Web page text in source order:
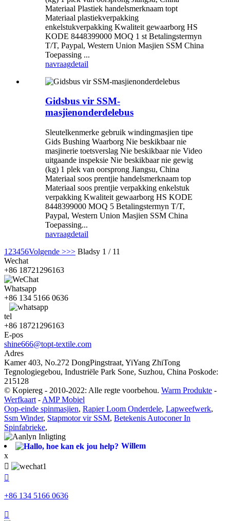
Materiaal Plastiek handelsmerknaam topt
Materiaal plastiekverpakking
enkelstukverpakking Kwaliteit gewaarborg HS
KODE 8448399000 MOQ 1 st Betalingstermyn
T/T, Paypal, Western Union Masjien SSM China
Toepassing ...
navraagdetail
Gidsbus vir SSM-
masjienonderdelebus
Sleutelkenmerke gebruik windingmasjien tipe
Gids Bushing Waarborg Nie beskikbaar nie
masjinerie toetsverslag Nie beskikbaar nie Video
uitgaande inspeksie Nie beskikbaar nie gewig
(kg) 1 plek van oorsprong Jiangsu, China
Materiaal soos prentjie handelsmerknaam top
Materiaal soos prentjie verpakking enkelstuk
verpakking Kwaliteit gewaarborg HS KODE
8448399000 MOQ 5 Betalingstermyn T/T,
Paypal, Western Union Masjien SSM China
Toepassing...
navraagdetail
1 23456Volgende >>> Bladsy 1 / 11
Wechat
+86 18721296163
Whatsapp
+86 134 5166 0636
tel
+86 18721296163
E-pos
shine666@topt-textile.com
Adres
Kamer 403, No.272 DongPingstraat, YiYang ZhiTong
Tegnologiegebou, Industriële Park Sone, Suzhou, China Poskode:
215128
© Kopiereg - 2010-2022: Alle regte voorbehou. Warm Produkte -
Werfkaart - AMP Mobiel
Oop-einde spinmasjien, Rapier Loom Onderdele, Lapweefwerk,
Ssm Winder, Stapmotor vir SSM, Betekenis Autoconer In
Spinfabrieke,
Willem
x


+86 134 5166 0636
